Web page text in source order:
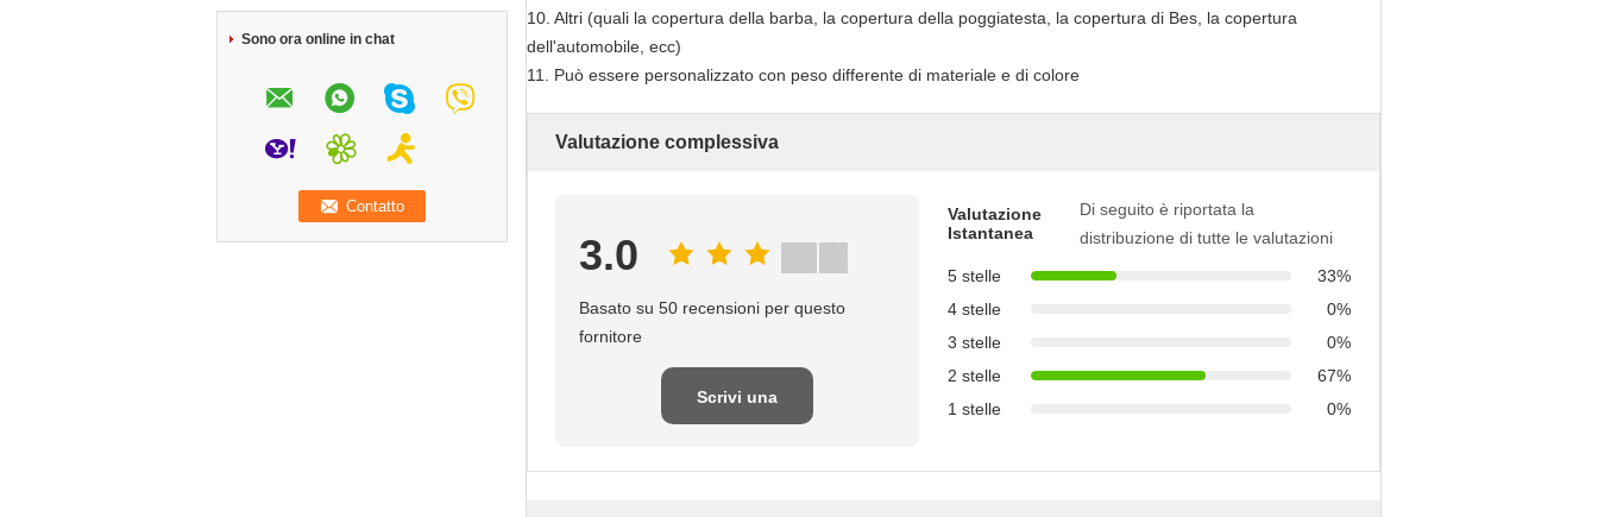
Sono ora online in chat
10. Altri (quali la copertura della barba, la copertura della poggiatesta, la copertura di Bes, la copertura
dell'automobile, ecc)
11. Può essere personalizzato con peso differente di materiale e di colore
Valutazione complessiva
3.0
Basato su 50 recensioni per questo
fornitore
Scrivi una
Valutazione
Istantanea
Di seguito è riportata la
distribuzione di tutte le valutazioni
5 stelle
33%
4 stelle
0%
3 stelle
0%
2 stelle
67%
1 stelle
0%